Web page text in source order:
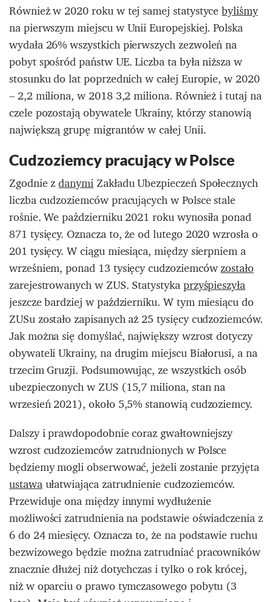
Również w 2020 roku w tej samej statystycebyliśmy
na pierwszym miejscu w Unii Europejskiej. Polska
wydała 26% wszystkich pierwszych zezwoleń na
pobyt spośród państw UE. Liczba ta była niższa w
stosunku do lat poprzednich w całej Europie, w 2020
– 2,2 miliona, w 2018 3,2 miliona. Również i tutaj na
czele pozostają obywatele Ukrainy, którzy stanowią
największą grupę migrantów w całej Unii.
Cudzoziemcy pracujący w Polsce
Zgodnie zdanymiZakładu Ubezpieczeń Społecznych
liczba cudzoziemców pracujących w Polsce stale
rośnie. We październiku 2021 roku wynosiła ponad
871 tysięcy. Oznacza to, że od lutego 2020 wzrosła o
201 tysięcy. W ciągu miesiąca, między sierpniem a
wrześniem, ponad 13 tysięcy cudzoziemcówzostało
zarejestrowanych w ZUS. Statystykaprzyśpieszyła
jeszcze bardziej w październiku. W tym miesiącu do
ZUSu zostało zapisanych aż 25 tysięcy cudzoziemców.
Jak można się domyślać, największy wzrost dotyczy
obywateli Ukrainy, na drugim miejscu Białorusi, a na
trzecim Gruzji. Podsumowując, ze wszystkich osób
ubezpieczonych w ZUS (15,7 miliona, stan na
wrzesień 2021), około 5,5% stanowią cudzoziemcy.
Dalszy i prawdopodobnie coraz gwałtowniejszy
wzrost cudzoziemców zatrudnionych w Polsce
będziemy mogli obserwować, jeżeli zostanie przyjęta
ustawaułatwiająca zatrudnienie cudzoziemców.
Przewiduje ona między innymi wydłużenie
możliwości zatrudnienia na podstawie oświadczenia z
6 do 24 miesięcy. Oznacza to, że na podstawie ruchu
bezwizowego będzie można zatrudniać pracowników
znacznie dłużej niż dotychczas i tylko o rok krócej,
niż w oparciu o prawo tymczasowego pobytu (3